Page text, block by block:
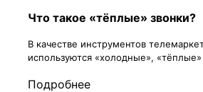
Что такое «тёплые» звонки?
В качестве инструментов
используются «холодные», «тёплые»
Подробнее